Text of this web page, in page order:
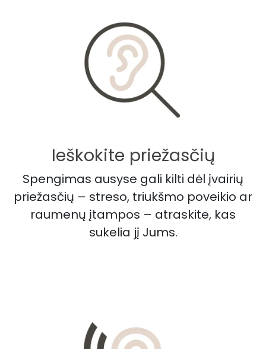
Ieškokite priežasčių
Spengimas ausyse gali kilti dėl įvairių
priežasčių – streso, triukšmo poveikio ar
raumenų įtampos – atraskite, kas
sukelia jį Jums.